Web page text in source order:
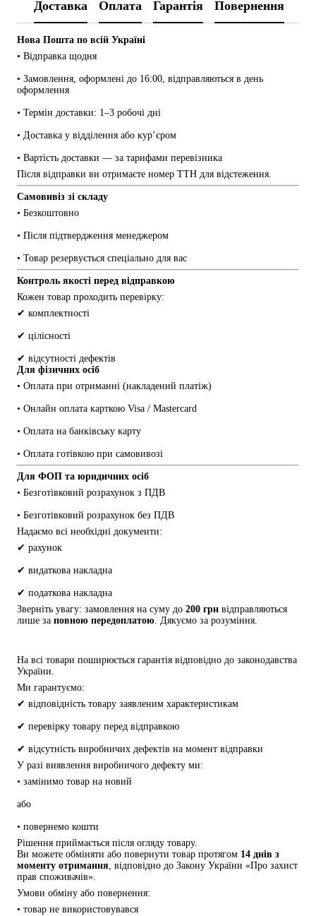
Доставка Оплата Гарантія Повернення
Нова Пошта по всій Україні
• Відправка щодня
• Замовлення, оформлені до 16:00, відправляються в день
оформлення
• Термін доставки: 1–3 робочі дні
• Доставка у відділення або кур’єром
• Вартість доставки — за тарифами перевізника
Після відправки ви отримаєте номер ТТН для відстеження.
Самовивіз зі складу
• Безкоштовно
• Після підтвердження менеджером
• Товар резервується спеціально для вас
Контроль якості перед відправкою
Кожен товар проходить перевірку:
✔ комплектності
✔ цілісності
✔ відсутності дефектів
Для фізичних осіб
• Оплата при отриманні (накладений платіж)
• Онлайн оплата карткою Visa / Mastercard
• Оплата на банківську карту
• Оплата готівкою при самовивозі
Для ФОП та юридичних осіб
• Безготівковий розрахунок з ПДВ
• Безготівковий розрахунок без ПДВ
Надаємо всі необхідні документи:
✔ рахунок
✔ видаткова накладна
✔ податкова накладна
Зверніть увагу: замовлення на суму до 200 грн відправляються
лише за повною передоплатою . Дякуємо за розуміння.
На всі товари поширюється гарантія відповідно до законодавства
України.
Ми гарантуємо:
✔ відповідність товару заявленим характеристикам
✔ перевірку товару перед відправкою
✔ відсутність виробничих дефектів на момент відправки
У разі виявлення виробничого дефекту ми:
• замінимо товар на новий
або
• повернемо кошти
Рішення приймається після огляду товару.
Ви можете обміняти або повернути товар протягом 14 днів з
моменту отримання, відповідно до Закону України «Про захист
прав споживачів».
Умови обміну або повернення:
• товар не використовувався